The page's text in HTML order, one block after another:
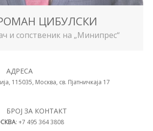
ЦИБУЛСКИ
и сопственик на „Минипрес“
АДРЕСА
115035, Москва, св. Пјатничкаја 17
БРОЈ ЗА КОНТАКТ
: +7 495 364 3808